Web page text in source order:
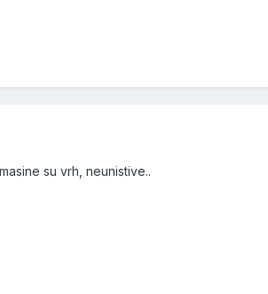
su vrh, neunistive..